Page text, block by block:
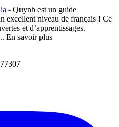
- Quynh est un guide
excellent niveau de français ! Ce
et d’apprentissages.
En savoir plus